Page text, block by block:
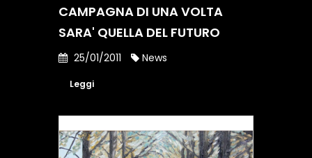
CAMPAGNA DI UNA VOLTA
SARA' QUELLA DEL FUTURO
25/01/2011 News
Leggi